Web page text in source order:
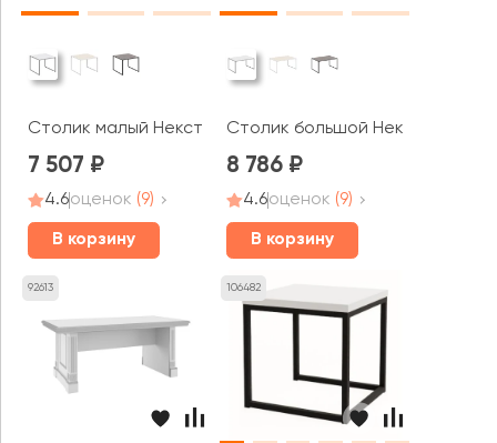
Столик малый Некст / Next
7 507
4.6оценок (9)
В корзину
Столик большой Некст / Next
8 786
4.6оценок (9)
В корзину
92613 106482